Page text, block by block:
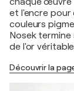
et l'encre
couleurs
Nosek
de l'or
Découvrir la